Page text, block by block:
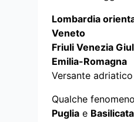
Lombardia
Veneto
Friuli Venezia
Emilia-Romagna
Versante
Qualche
Puglia e Basilicata